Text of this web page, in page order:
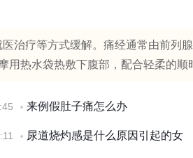
治疗等方式缓解。痛经通常由前列
热水袋热敷下腹部，配合轻柔的顺
来例假肚子痛怎么办
尿道烧灼感是什么原因引起的女